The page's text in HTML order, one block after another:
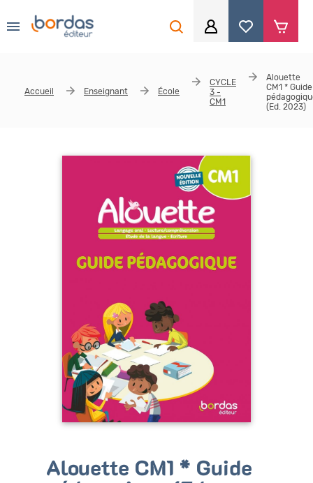
Identifiant
Mot de passe*
Se souvenir de moi
Bénéficiez de tarifs préférentiels
Téléchargez des ressources gratuites
Recevez des informations sur nos nouveautés
Accueil Enseignant École
CYCLE
3 -
CM1
Alouette
CM1 * Guide
(Ed. 2023)
Alouette CM1 * Guide